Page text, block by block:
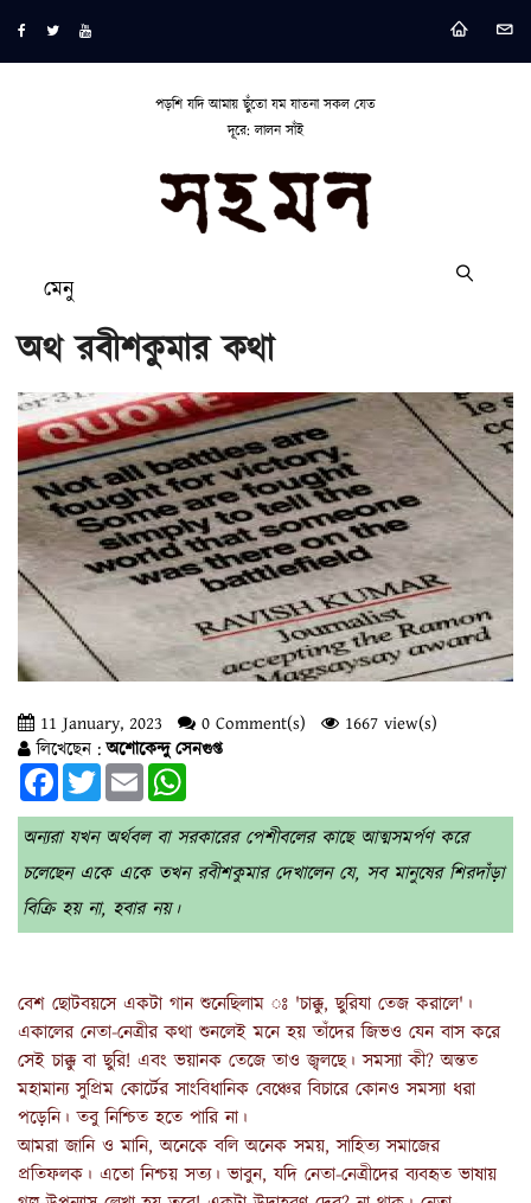
পড়শি যদি আমায় ছুঁতো যম যাতনা সকল যেত
দূরে: লালন সাঁই
মেনু
অথ রবীশকুমার কথা
11 January, 2023 0 Comment(s)
1667 view(s)
লিখেছেন :অশোকেন্দু সেনগুপ্ত
FacebookTwitterEmail
অন্যরা যখন অর্থবল বা সরকারের পেশীবলের কাছে আত্মসমর্পণ করে
চলেছেন একে একে তখন রবীশকুমার দেখালেন যে, সব মানুষের শিরদাঁড়া
বিক্রি হয় না, হবার নয়।
বেশ ছোটবয়সে একটা গান শুনেছিলাম ঃ 'চাক্কু, ছুরিযা তেজ করালে'।
একালের নেতা-নেত্রীর কথা শুনলেই মনে হয় তাঁদের জিভও যেন বাস করে
সেই চাক্কু বা ছুরি! এবং ভয়ানক তেজে তাও জ্বলছে। সমস্যা কী? অন্তত
মহামান্য সুপ্রিম কোর্টের সাংবিধানিক বেঞ্চের বিচারে কোনও সমস্যা ধরা
পড়েনি। তবু নিশ্চিত হতে পারি না।
আমরা জানি ও মানি, অনেকে বলি অনেক সময়, সাহিত্য সমাজের
প্রতিফলক। এতো নিশ্চয় সত্য। ভাবুন, যদি নেতা-নেত্রীদের ব্যবহৃত ভাষায়